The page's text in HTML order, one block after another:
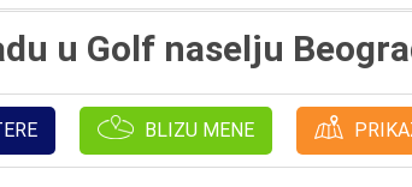
u Golf naselju
BLIZU MENE